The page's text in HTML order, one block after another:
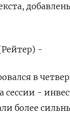
-
в
сессии -
более